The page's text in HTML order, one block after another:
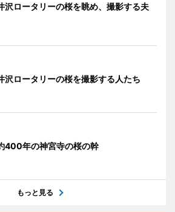
沢ロータリーの桜を眺め、撮影する夫
沢ロータリーの桜を撮影する人たち
400年の神宮寺の桜の幹
もっと見る